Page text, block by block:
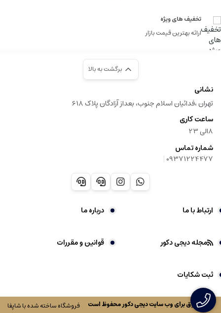
تخفیف های ویژه
ارائه بهترین قیمت بازار
برگشت به بالا
نشانی
تهران ،فدائیان اسلام جنوب، بعداز آزادگان پلاک 618
ساعت کاری
8الی 23
شماره تماس
09371224477
|
ارتباط با ما درباره ما
مجله دیجی دکور قوانین و مقررات
ثبت شکایات
کلیه حقوق برای وب سایتدیجی دکورمحفوظ است فروشگاه ساخته شده با شاپفا